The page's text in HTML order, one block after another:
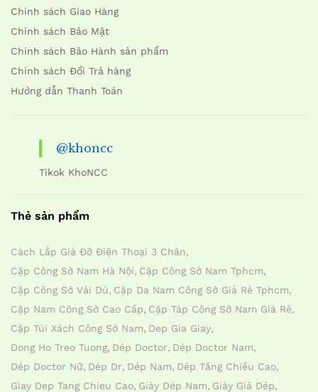
Chính sách Giao Hàng
Chính sách Bảo Mật
Chính sách Bảo Hành sản phẩm
Chính sách Đổi Trả hàng
Hướng dẫn Thanh Toán
@khoncc
Tikok KhoNCC
Thẻ sản phẩm
Cách Lắp Giá Đỡ Điện Thoại 3 Chân
Cặp Công Sở Nam Hà Nội Cặp Công Sở Nam Tphcm
Cặp Công Sở Vải Dù Cặp Da Nam Công Sở Giá Rẻ Tphcm
Cặp Nam Công Sở Cao Cấp Cặp Táp Công Sở Nam Giá Rẻ
Cặp Túi Xách Công Sở Nam Dep Gia Giay
Dong Ho Treo Tuong Dép Doctor Dép Doctor Nam
Dép Doctor Nữ Dép Dr Dép Nam Dép Tăng Chiều Cao
Giay Dep Tang Chieu Cao Giày Dép Nam Giày Giả Dép